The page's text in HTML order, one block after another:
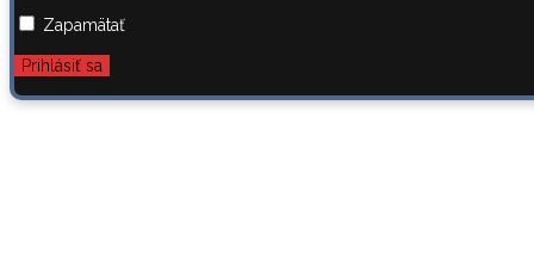
Zapamätať